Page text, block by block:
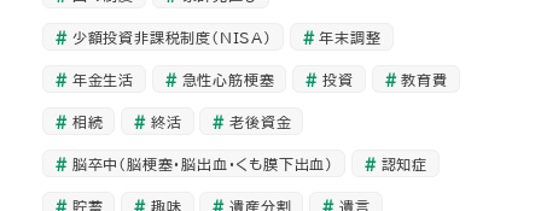
少額投資非課税制度（NISA） 年末調整
年金生活 急性心筋梗塞 投資 教育費
相続 終活 老後資金
脳卒中（脳梗塞・脳出血・くも膜下出血） 認知症
貯蓄 趣味 遺産分割 遺言